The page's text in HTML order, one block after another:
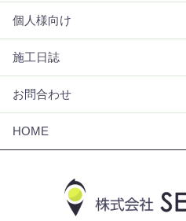
個人様向け
施工日誌
お問合わせ
HOME